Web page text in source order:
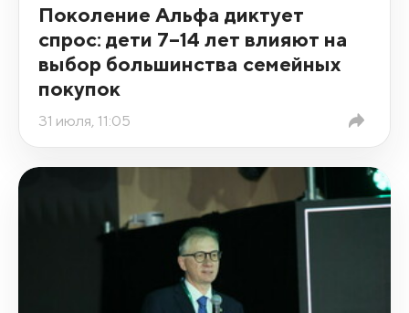
Поколение Альфа диктует
спрос: дети 7–14 лет влияют на
выбор большинства семейных
покупок
31 июля, 11:05